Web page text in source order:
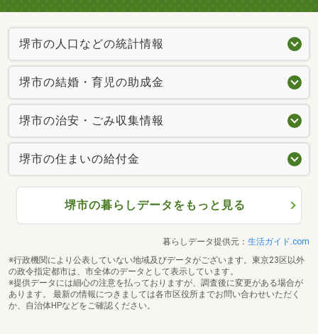
堺市の人口などの統計情報
堺市の結婚・育児の助成金
堺市の治安・ごみ収集情報
堺市の住まいの給付金
堺市の暮らしデータをもっと見る
暮らしデータ提供元： 生活ガイド.com
※行政機関により公表していない地域及びデータがございます。東京23区以外
の政令指定都市は、市全体のデータとして表示しています。
※提供データには細心の注意を払っておりますが、調査後に変更がある場合が
あります。 最新の情報につきましては各市区役所までお問い合わせいただく
か、自治体HPなどをご確認ください。